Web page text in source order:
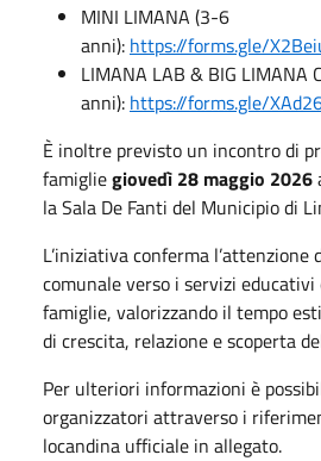
MINI LIMANA (3-6
anni): https://forms.gle/
LIMANA LAB & BIG LIMANA
anni): https://forms.gle/
È inoltre previsto un incontro di
famigliegiovedì 28 maggio 2026
la Sala De Fanti del Municipio di
L’iniziativa conferma l’attenzione
comunale verso i servizi
famiglie, valorizzando il tempo
di crescita, relazione e scoperta
Per ulteriori informazioni è
organizzatori attraverso i
locandina ufficiale in allegato.